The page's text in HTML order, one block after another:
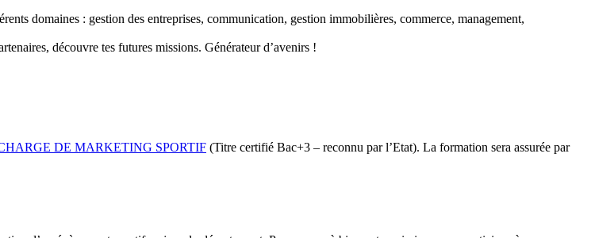
domaines : gestion des entreprises, communication, gestion immobilières, commerce, management,
découvre tes futures missions. Générateur d’avenirs !
DE MARKETING SPORTIF (Titre certifié Bac+3 – reconnu par l’Etat). La formation sera assurée par